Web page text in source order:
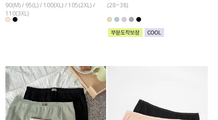
90(M) / 95(L) / 100(XL) / 105(2XL) /
110(3XL)
(28~38)